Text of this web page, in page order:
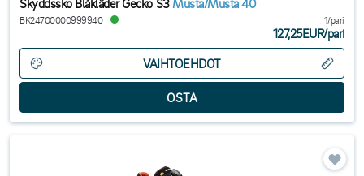
BK24700000999940 1/pari
127,25EUR/pari
VAIHTOEHDOT